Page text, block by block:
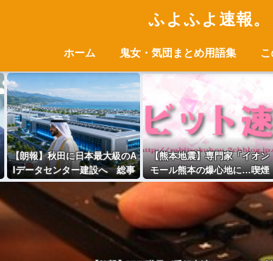
ふよふよ速報。
ホーム 鬼女・気団まとめ用語集
【朗報】秋田に日本最大級のA
Iデータセンター建設へ 総事
業費2兆円、UAEが巨額投資を
【熊本地震】専門家「イオン
モール熊本の爆心地に…喫煙
所と自販機」警察・消防「」
←これ・・・